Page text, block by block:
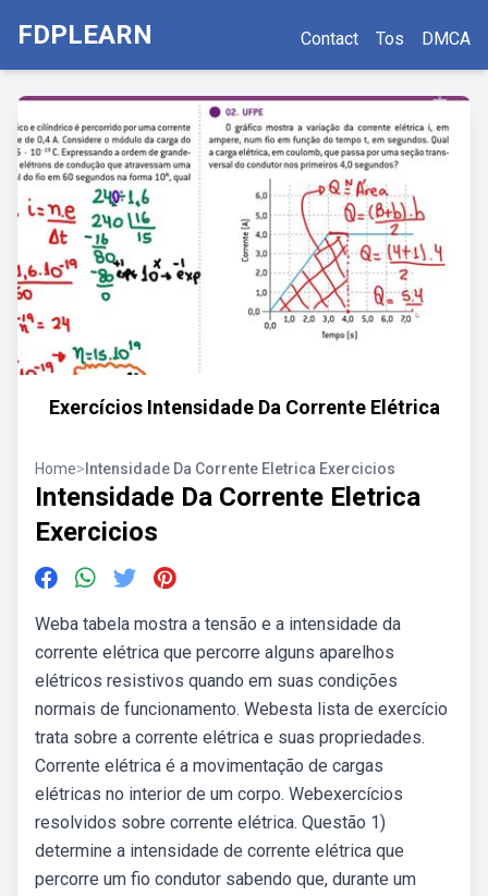
FDPLEARN Contact Tos DMCA
Exercícios Intensidade Da Corrente Elétrica
Home> Intensidade Da Corrente Eletrica Exercicios
Intensidade Da Corrente Eletrica
Exercicios
Weba tabela mostra a tensão e a intensidade da
corrente elétrica que percorre alguns aparelhos
elétricos resistivos quando em suas condições
normais de funcionamento. Webesta lista de exercício
trata sobre a corrente elétrica e suas propriedades.
Corrente elétrica é a movimentação de cargas
elétricas no interior de um corpo. Webexercícios
resolvidos sobre corrente elétrica. Questão 1)
determine a intensidade de corrente elétrica que
percorre um fio condutor sabendo que, durante um